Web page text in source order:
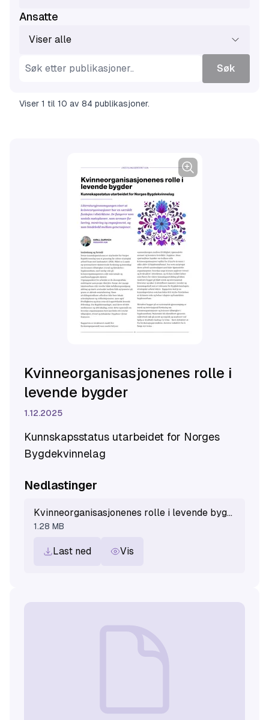
Ansatte
Viser alle
Søk
Viser 1 til 10 av 84 publikasjoner.
Kvinneorganisasjonenes rolle i
levende bygder
1.12.2025
Kunnskapsstatus utarbeidet for Norges
Bygdekvinnelag
Nedlastinger
Kvinneorganisasjonenes rolle i levende bygder .pdf
1.28 MB
Last ned Vis